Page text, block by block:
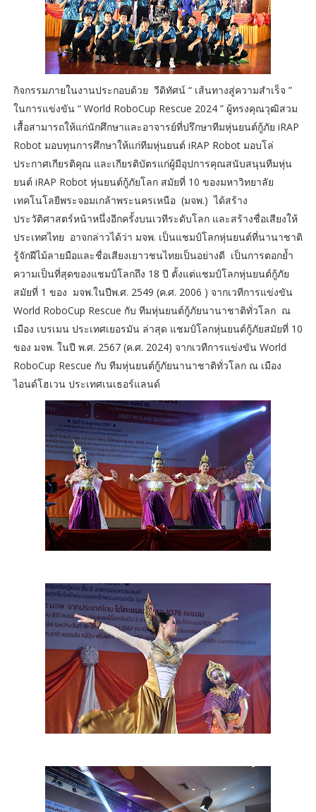
กิจกรรมภายในงานประกอบด้วย วีดิทัศน์ “ เส้นทางสู่ความสำเร็จ ”
ในการแข่งขัน “ World RoboCup Rescue 2024 ” ผู้ทรงคุณวุฒิสวม
เสื้อสามารถให้แก่นักศึกษาและอาจารย์ที่ปรึกษาทีมหุ่นยนต์กู้ภัย iRAP
Robot มอบทุนการศึกษาให้แก่ทีมหุ่นยนต์ iRAP Robot มอบโล่
ประกาศเกียรติคุณ และเกียรติบัตรแก่ผู้มีอุปการคุณสนับสนุนทีมหุ่น
ยนต์ iRAP Robot หุ่นยนต์กู้ภัยโลก สมัยที่ 10 ของมหาวิทยาลัย
เทคโนโลยีพระจอมเกล้าพระนครเหนือ (มจพ.) ได้สร้าง
ประวัติศาสตร์หน้าหนึ่งอีกครั้งบนเวทีระดับโลก และสร้างชื่อเสียงให้
ประเทศไทย อาจกล่าวได้ว่า มจพ. เป็นแชมป์โลกหุ่นยนต์ที่นานาชาติ
รู้จักฝีไม้ลายมือและชื่อเสียงเยาวชนไทยเป็นอย่างดี เป็นการตอกย้ำ
ความเป็นที่สุดของแชมป์โลกถึง 18 ปี ตั้งแต่แชมป์โลกหุ่นยนต์กู้ภัย
สมัยที่ 1 ของ มจพ.ในปีพ.ศ. 2549 (ค.ศ. 2006 ) จากเวทีการแข่งขัน
World RoboCup Rescue กับ ทีมหุ่นยนต์กู้ภัยนานาชาติทั่วโลก ณ
เมือง เบรเมน ประเทศเยอรมัน ล่าสุด แชมป์โลกหุ่นยนต์กู้ภัยสมัยที่ 10
ของ มจพ. ในปี พ.ศ. 2567 (ค.ศ. 2024) จากเวทีการแข่งขัน World
RoboCup Rescue กับ ทีมหุ่นยนต์กู้ภัยนานาชาติทั่วโลก ณ เมือง
ไอนด์โฮเวน ประเทศเนเธอร์แลนด์